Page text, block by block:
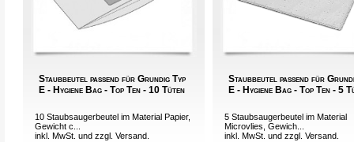
Staubbeutel passend für Grundig Typ
E - Hygiene Bag - Top Ten - 10 Tüten
10 Staubsaugerbeutel im Material Papier,
Gewicht c...
inkl. MwSt. und zzgl.Versand
Staubbeutel passend für
E - Hygiene Bag - Top Ten - 5
5 Staubsaugerbeutel im Material
Microvlies, Gewich...
inkl. MwSt. und zzgl.Versand